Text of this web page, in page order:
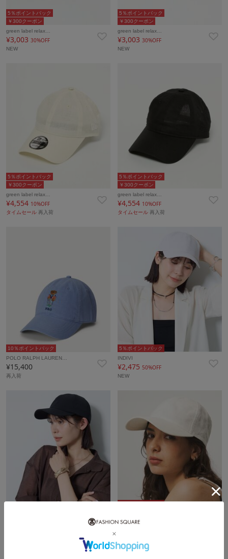
￥300クーポン
5％ポイントバック
green label relax…
¥3,003 30%OFF
NEW
￥300クーポン
5％ポイントバック
green label relax…
¥3,00330%OFF
NEW
￥300クーポン
5％ポイントバック
green label relax…
¥4,554 10%OFF
タイムセール 再入荷
￥300クーポン
5％ポイントバック
green label relax…
¥4,554 10%OFF
タイムセール再入荷
10％ポイントバック
POLO RALPH LAUREN…
¥15,400
再入荷
5％ポイントバック
INDIVI
¥2,47550%OFF
NEW
green label relax…